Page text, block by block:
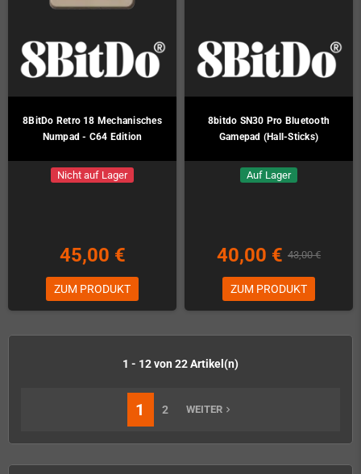
8BitDo Retro 18 Mechanisches
Numpad - C64 Edition
Nicht auf Lager
45,00 €
ZUM PRODUKT
8bitdo SN30 Pro Bluetooth
Gamepad (Hall-Sticks)
Auf Lager
40,00 € 43,00 €
ZUM PRODUKT
1 - 12 von 22 Artikel(n)
1 2 WEITER navigate_next